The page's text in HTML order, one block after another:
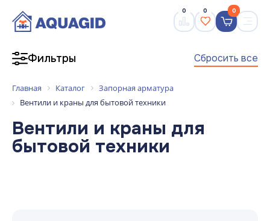
0 0 0
Фильтры Сбросить все
Главная Каталог
Запорная арматура
Вентили и краны для бытовой техники
Вентили и краны для
бытовой техники